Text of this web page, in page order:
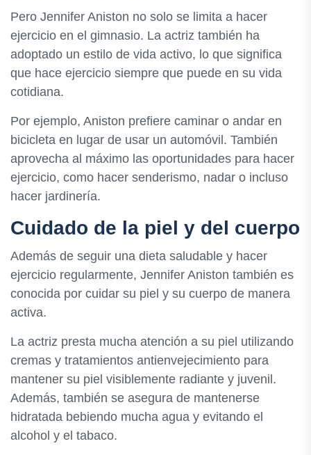
Pero Jennifer Aniston no solo se limita a hacer
ejercicio en el gimnasio. La actriz también ha
adoptado un estilo de vida activo, lo que significa
que hace ejercicio siempre que puede en su vida
cotidiana.
Por ejemplo, Aniston prefiere caminar o andar en
bicicleta en lugar de usar un automóvil. También
aprovecha al máximo las oportunidades para hacer
ejercicio, como hacer senderismo, nadar o incluso
hacer jardinería.
Cuidado de la piel y del cuerpo
Además de seguir una dieta saludable y hacer
ejercicio regularmente, Jennifer Aniston también es
conocida por cuidar su piel y su cuerpo de manera
activa.
La actriz presta mucha atención a su piel utilizando
cremas y tratamientos antienvejecimiento para
mantener su piel visiblemente radiante y juvenil.
Además, también se asegura de mantenerse
hidratada bebiendo mucha agua y evitando el
alcohol y el tabaco.